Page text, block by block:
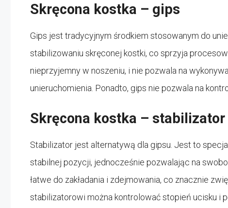
Skręcona kostka – gips
Gips jest tradycyjnym środkiem stosowanym do
stabilizowaniu skręconej kostki, co sprzyja
nieprzyjemny w noszeniu, i nie pozwala na
unieruchomienia. Ponadto, gips nie pozwala na
Skręcona kostka – stabilizator
Stabilizator jest alternatywą dla gipsu. Jest to
stabilnej pozycji, jednocześnie pozwalając na
łatwe do zakładania i zdejmowania, co znacznie
stabilizatorowi można kontrolować stopień ucisku i